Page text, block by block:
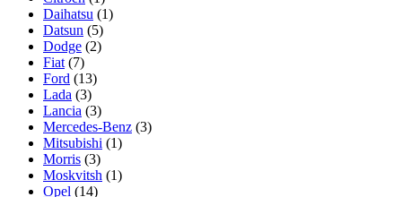
Daihatsu (1)
Datsun (5)
Dodge (2)
Fiat (7)
Ford (13)
Lada (3)
Lancia (3)
Mercedes-Benz (3)
Mitsubishi (1)
Morris (3)
Moskvitsh (1)
Opel (14)